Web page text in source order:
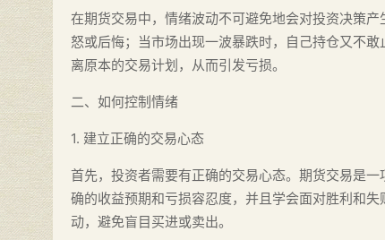
在期货交易中，情绪波动不可避免地会对投资决策
怒或后悔；当市场出现一波暴跌时，自己持仓又不
离原本的交易计划，从而引发亏损。
二、如何控制情绪
1. 建立正确的交易心态
首先，投资者需要有正确的交易心态。期货交易是
确的收益预期和亏损容忍度，并且学会面对胜利和
动，避免盲目买进或卖出。